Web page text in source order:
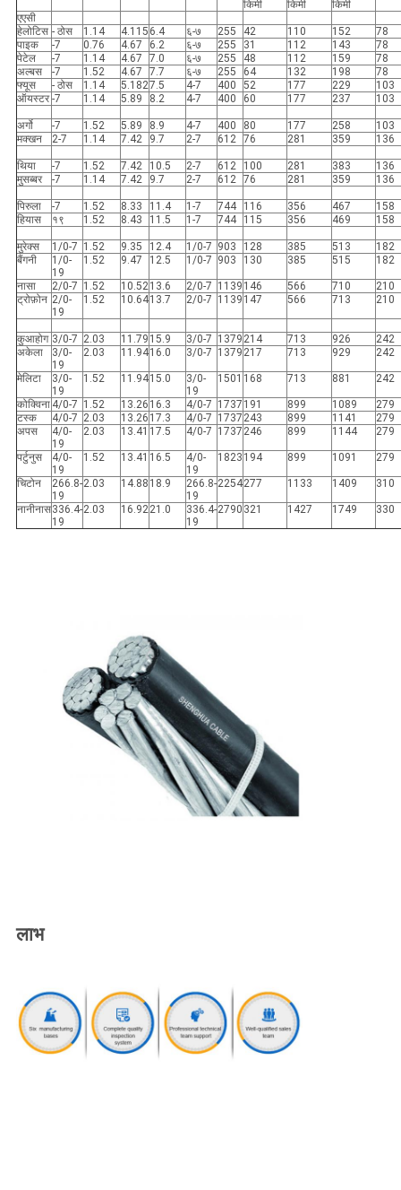
किमी किमी
किमी
एएसी
हेलोटिस - ठोस 1.14 4.115 6.4 ६-७ 255 42 110 152
78
पाइक
-7 0.76 4.67 6.2 ६-७ 255 31 112 143
78
पेटेल
-7 1.14 4.67 7.0 ६-७ 255 48 112 159
78
अल्बस
-7 1.52 4.67 7.7 ६-७ 255 64 132 198
78
फ्यूस
- ठोस 1.14 5.1827.5 4-7 400 52 177 229
103
ऑयस्टर -7 1.14 5.89 8.2 4-7 400 60 177 237 103
अर्गो -7 1.52 5.89 8.9 4-7 400 80 177 258
103
मक्खन
2-7 1.14 7.42 9.7 2-7 612 76 281 359 136
थिया -7 1.52 7.42 10.5 2-7 612 100 281 383
136
मुसब्बर
-7 1.14 7.42 9.7 2-7 612 76 281 359 136
पिरुला -7 1.52 8.33 11.4 1-7 744 116 356 467
158
हियास
१९ 1.52 8.43 11.5 1-7 744 115 356 469 158
मुरेक्स 1/0-7 1.52 9.35 12.4 1/0-7 903 128 385 513
182
बैंगनी
1/0-
19
1.52 9.47 12.5 1/0-7 903 130 385 515 182
नासा 2/0-7 1.52 10.5213.6 2/0-7 1139 146 566 710
210
ट्रोफ़ोन 2/0-
19
1.52 10.6413.7 2/0-7 1139 147 566 713 210
कुआहोग 3/0-7 2.03 11.79 15.9 3/0-7 1379 214 713 926
242
अकेला
3/0-
19
2.03 11.9416.0 3/0-7 1379 217 713 929 242
मेलिटा
3/0-
19
1.52 11.9415.0
3/0-
19
1501 168 713 881 242
कोक्विना 4/0-7 1.52 13.26 16.3 4/0-7 1737 191 899 1089
279
टस्क
4/0-7 2.03 13.26 17.3 4/0-7 1737 243 899 1141
279
अपस
4/0-
19
2.03 13.41 17.5 4/0-7 1737 246 899 1144 279
पर्टुनुस
4/0-
19
1.52 13.41 16.5
4/0-
19
1823 194 899 1091 279
चिटोन
266.8-
19
2.03 14.88 18.9
266.8-
19
2254277 1133 1409 310
नानीनास336.4-
19
2.03 16.9221.0
336.4-
19
2790 321 1427 1749 330
लाभ